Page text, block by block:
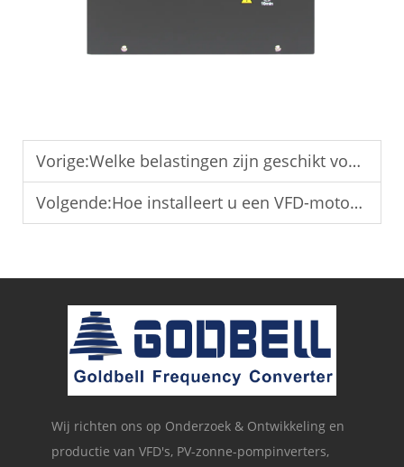
Vorige:Welke belastingen zijn geschikt voor een eenfase-naar-driefase-omzetter?
Volgende:Hoe installeert u een VFD-motor voor industriële toepassingen?
Wij richten ons op Onderzoek & Ontwikkeling en
productie van VFD's, PV-zonne-pompinverters,